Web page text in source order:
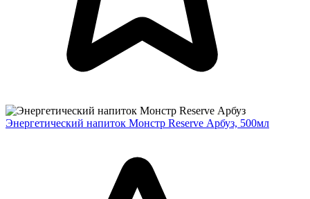
Энергетический напиток Монстр Reserve Арбуз, 500мл